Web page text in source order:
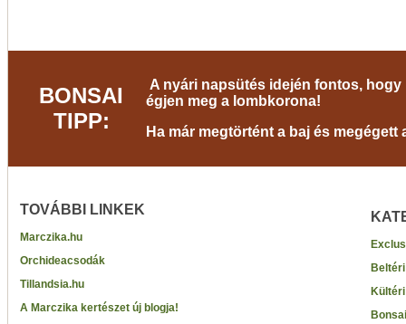
BONSAI
TIPP:
A nyári napsütés idején fontos,
égjen meg a lombkorona!
Ha már megtörtént a baj és
TOVÁBBI LINKEK
Marczika.hu
Orchideacsodák
Tillandsia.hu
A Marczika kertészet új blogja!